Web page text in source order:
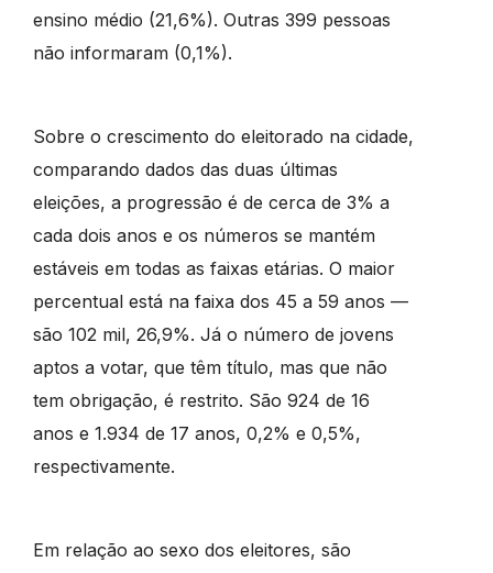
ensino médio (21,6%). Outras 399 pessoas
não informaram (0,1%).
Sobre o crescimento do eleitorado na cidade,
comparando dados das duas últimas
eleições, a progressão é de cerca de 3% a
cada dois anos e os números se mantém
estáveis em todas as faixas etárias. O maior
percentual está na faixa dos 45 a 59 anos —
são 102 mil, 26,9%. Já o número de jovens
aptos a votar, que têm título, mas que não
tem obrigação, é restrito. São 924 de 16
anos e 1.934 de 17 anos, 0,2% e 0,5%,
respectivamente.
Em relação ao sexo dos eleitores, são